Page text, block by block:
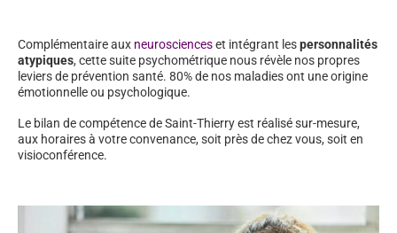
Complémentaire aux neuroscienceset intégrant lespersonnalités
atypiques, cette suite psychométrique nous révèle nos propres
leviers de prévention santé. 80% de nos maladies ont une origine
émotionnelle ou psychologique.
Le bilan de compétence de Saint-Thierry est réalisé sur-mesure,
aux horaires à votre convenance, soit près de chez vous, soit en
visioconférence.